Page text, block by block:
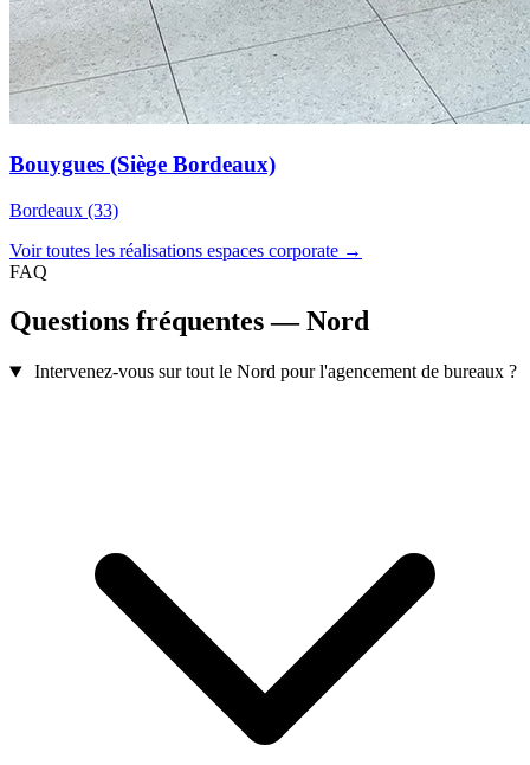
Bouygues (Siège Bordeaux)
Bordeaux (33)
Voir toutes les réalisations espaces corporate →
FAQ
Questions fréquentes — Nord
Intervenez-vous sur tout le Nord pour l'agencement de bureaux ?